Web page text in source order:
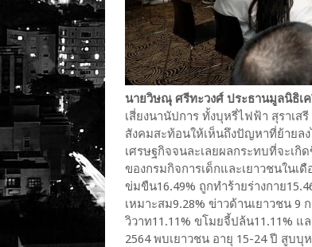
นายวิษณุ ศรีทะวงศ์ ประธานมูลนิธิเ
เสี่ยงนานัปการ ทั้งบุหรี่ไฟฟ้า สุราเ
สังคมสะท้อนให้เห็นถึงปัญหาที่ย้ายล
เศรษฐกิจจนละเลยผลกระทบที่จะเกิ
ของกรมกิจการเด็กและเยาวชนในเ
ข่มขืน16.49% ถูกทำร้ายร่างกาย
เหมาะสม9.28% ข่าวด้านเยาวชน 9
วิวาท11.11% ขโมยจี้ปล้น11.11%
2564 พบเยาวชน อายุ 15-24 ปี สูบ